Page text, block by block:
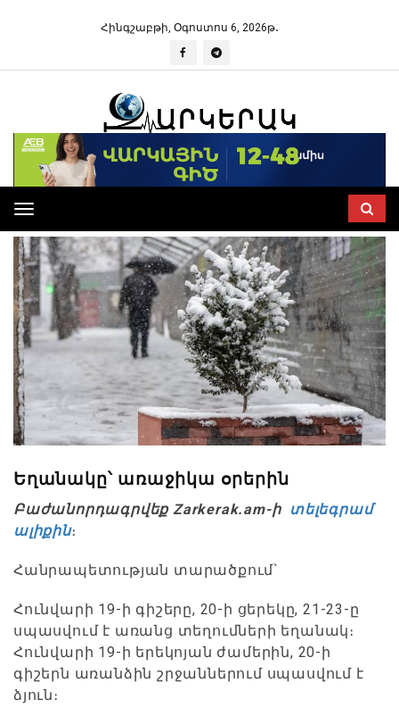
Հինգշաբթի, Օգոստոս 6, 2026թ․
Toggle
navigation
Եղանակը՝ առաջիկա օրերին
Բաժանորդագրվեք Zarkerak.am-ի տելեգրամ
ալիքին։
Հանրապետության տարածքում`
Հունվարի 19-ի գիշերը, 20-ի ցերեկը, 21-23-ը
սպասվում է առանց տեղումների եղանակ։
Հունվարի 19-ի երեկոյան ժամերին, 20-ի
գիշերն առանձին շրջաններում սպասվում է
ձյուն։